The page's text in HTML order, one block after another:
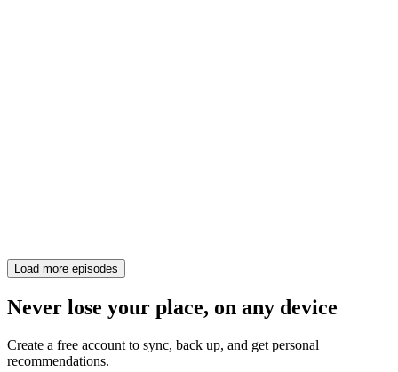
Load more episodes
Never lose your place, on any device
Create a free account to sync, back up, and get personal
recommendations.